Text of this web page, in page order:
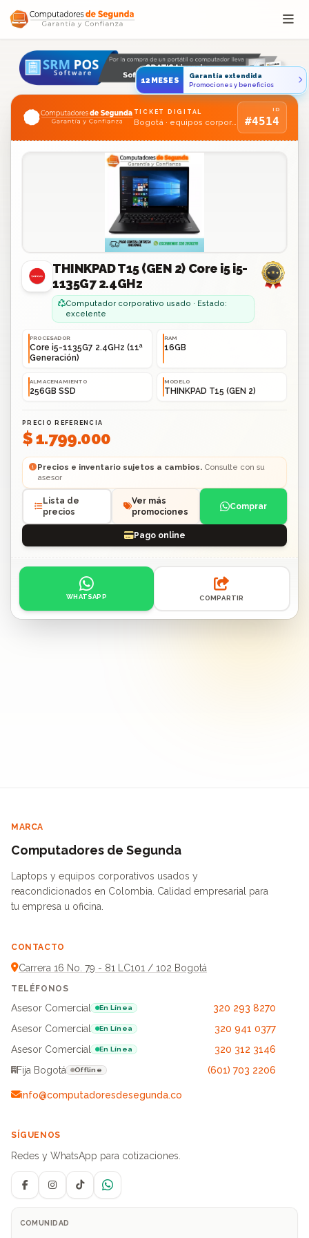
Saltar al contenido
TICKET DIGITAL
Bogotá · equipos corporativos usados
ID
#4514
THINKPAD T15 (GEN 2) Core i5 i5-
1135G7 2.4GHz
Computador corporativo usado · Estado:
excelente
PROCESADOR
Core i5-1135G7 2.4GHz (11ª
Generación)
RAM
16GB
ALMACENAMIENTO
256GB SSD
MODELO
THINKPAD T15 (GEN 2)
PRECIO REFERENCIA
$ 1.799.000
Precios e inventario sujetos a cambios.Consulte con su
asesor
Lista de
precios
Ver más
promociones
Comprar
Pago online
Acciones: contacto por WhatsApp o compartir enlace.
WHATSAPP COMPARTIR
12MESES
Garantía extendida
Promociones y beneficios
MARCA
Computadores de Segunda
Laptops y equipos corporativos usados y
reacondicionados en Colombia. Calidad empresarial para
tu empresa u oficina.
CONTACTO
Carrera 16 No. 79 - 81 LC101 / 102 Bogotá
TELÉFONOS
Asesor Comercial En Línea
320 293 8270
Asesor Comercial
En Línea
320 941 0377
Asesor Comercial
En Línea
320 312 3146
Fija Bogotá
Offline (601) 703 2206
info@computadoresdesegunda.co
SÍGUENOS
Redes y WhatsApp para cotizaciones.
FacebookInstagramTikTokWhatsApp
COMUNIDAD